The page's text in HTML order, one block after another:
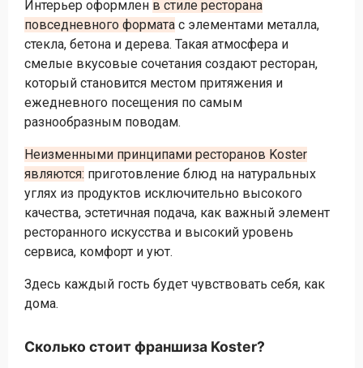
Интерьер оформлен в стиле ресторана
повседневного формата с элементами металла,
стекла, бетона и дерева. Такая атмосфера и
смелые вкусовые сочетания создают ресторан,
который становится местом притяжения и
ежедневного посещения по самым
разнообразным поводам.
Неизменными принципами ресторанов Koster
являются: приготовление блюд на натуральных
углях из продуктов исключительно высокого
качества, эстетичная подача, как важный элемент
ресторанного искусства и высокий уровень
сервиса, комфорт и уют.
Здесь каждый гость будет чувствовать себя, как
дома.
Сколько стоит франшиза Koster?